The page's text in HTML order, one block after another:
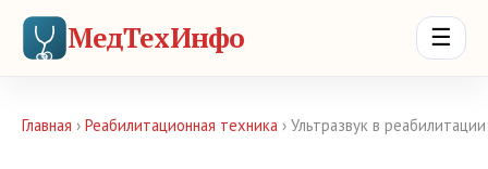
МедТехИнфо ☰
Главная › Реабилитационная техника › Ультразвук в